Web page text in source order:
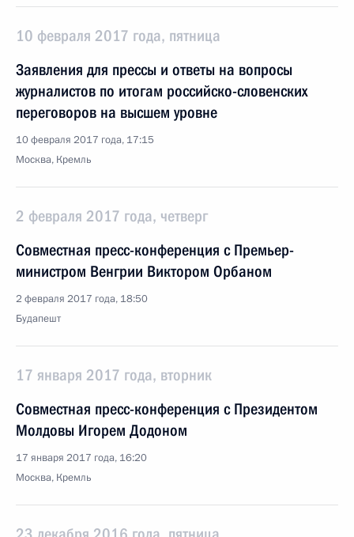
10 февраля 2017 года, пятница
Заявления для прессы и ответы на вопросы
журналистов по итогам российско-словенских
переговоров на высшем уровне
10 февраля 2017 года, 17:15
Москва, Кремль
2 февраля 2017 года, четверг
Совместная пресс-конференция с Премьер-
министром Венгрии Виктором Орбаном
2 февраля 2017 года, 18:50
Будапешт
17 января 2017 года, вторник
Совместная пресс-конференция с Президентом
Молдовы Игорем Додоном
17 января 2017 года, 16:20
Москва, Кремль